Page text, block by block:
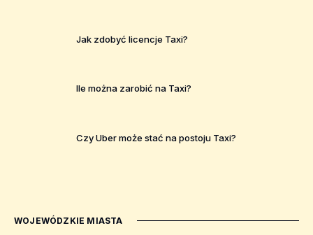
Jak zdobyć licencje Taxi?
Ile można zarobić na Taxi?
Czy Uber może stać na postoju Taxi?
WOJEWÓDZKIE MIASTA